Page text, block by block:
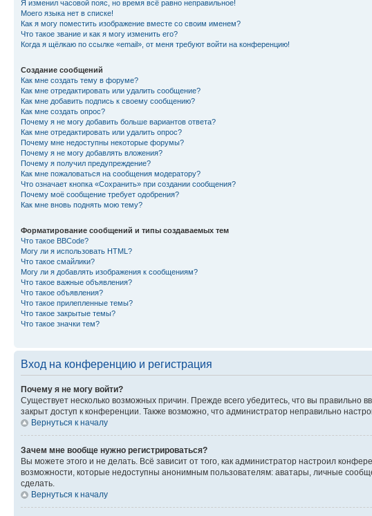
Я изменил часовой пояс, но время всё равно неправильное!
Моего языка нет в списке!
Как я могу поместить изображение вместе со своим именем?
Что такое звание и как я могу изменить его?
Когда я щёлкаю по ссылке «email», от меня требуют войти на конференцию!
Создание сообщений
Как мне создать тему в форуме?
Как мне отредактировать или удалить сообщение?
Как мне добавить подпись к своему сообщению?
Как мне создать опрос?
Почему я не могу добавить больше вариантов ответа?
Как мне отредактировать или удалить опрос?
Почему мне недоступны некоторые форумы?
Почему я не могу добавлять вложения?
Почему я получил предупреждение?
Как мне пожаловаться на сообщения модератору?
Что означает кнопка «Сохранить» при создании сообщения?
Почему моё сообщение требует одобрения?
Как мне вновь поднять мою тему?
Форматирование сообщений и типы создаваемых тем
Что такое BBCode?
Могу ли я использовать HTML?
Что такое смайлики?
Могу ли я добавлять изображения к сообщениям?
Что такое важные объявления?
Что такое объявления?
Что такое прилепленные темы?
Что такое закрытые темы?
Что такое значки тем?
Вход на конференцию и регистрация
Почему я не могу войти?
Существует несколько возможных причин. Прежде всего убедитесь, что вы
закрыт доступ к конференции. Также возможно, что администратор неправильно
Вернуться к началу
Зачем мне вообще нужно регистрироваться?
Вы можете этого и не делать. Всё зависит от того, как администратор настроил
возможности, которые недоступны анонимным пользователям: аватары, личные
сделать.
Вернуться к началу